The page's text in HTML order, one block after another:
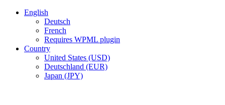
English
Deutsch
French
Requires WPML plugin
Country
United States (USD)
Deutschland (EUR)
Japan (JPY)